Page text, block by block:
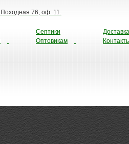
76, оф. 11.
Септики
Оптовикам
Доставка